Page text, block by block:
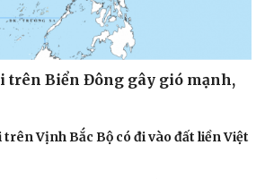
trên Biển Đông gây gió mạnh,
Vịnh Bắc Bộ có đi vào đất liền Việt